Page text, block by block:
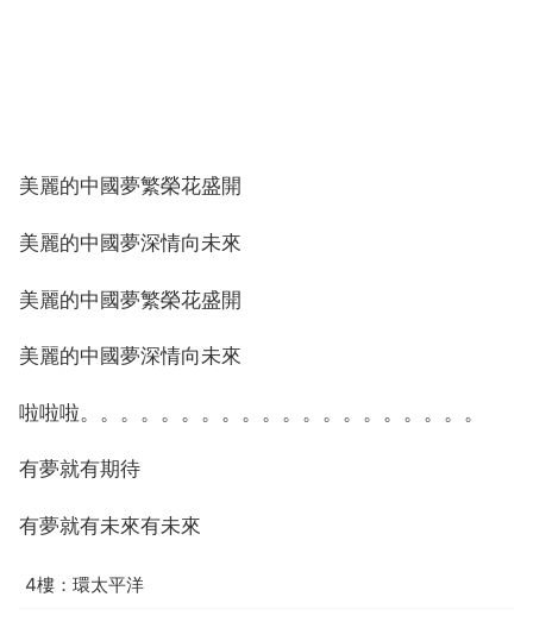
美麗的中國夢繁榮花盛開
美麗的中國夢深情向未來
美麗的中國夢繁榮花盛開
美麗的中國夢深情向未來
啦啦啦。。。。。。。。。。。。。。。。。。。。
有夢就有期待
有夢就有未來有未來
4樓：環太平洋